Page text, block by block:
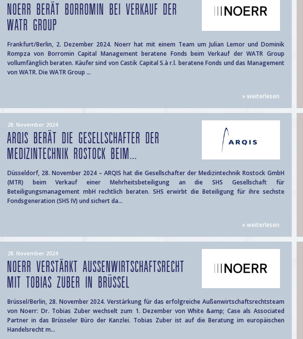
NOERR BERÄT BORROMIN BEI VERKAUF DER
WATR GROUP
Frankfurt/Berlin, 2. Dezember 2024. Noerr hat mit einem Team um Julian Lemor und Dominik
Rompza von Borromin Capital Management beratene Fonds beim Verkauf der WATR Group
vollumfänglich beraten. Käufer sind von Castik Capital S.à r.l. beratene Fonds und das Management
von WATR. Die WATR Group ...
» weiterlesen
28. November 2024
ARQIS BERÄT DIE GESELLSCHAFTER DER
MEDIZINTECHNIK ROSTOCK BEIM...
Düsseldorf, 28. November 2024 – ARQIS hat die Gesellschafter der Medizintechnik Rostock GmbH
(MTR) beim Verkauf einer Mehrheitsbeteiligung an die SHS Gesellschaft für
Beteiligungsmanagement mbH rechtlich beraten. SHS erwirbt die Beteiligung für ihre sechste
Fondsgeneration (SHS IV) und sichert da...
» weiterlesen
28. November 2024
NOERR VERSTÄRKT AUSSENWIRTSCHAFTSRECHT M
IT TOBIAS ZUBER IN BRÜSSEL
Brüssel/Berlin, 28. November 2024. Verstärkung für das erfolgreiche Außenwirtschaftsrechtsteam
von Noerr: Dr. Tobias Zuber wechselt zum 1. Dezember von White &amp; Case als Associated
Partner in das Brüsseler Büro der Kanzlei. Tobias Zuber ist auf die Beratung im europäischen
Handelsrecht m...